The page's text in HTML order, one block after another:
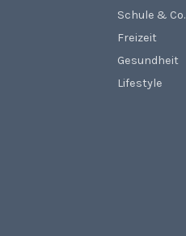
Schule & Co.
Freizeit
Gesundheit
Lifestyle